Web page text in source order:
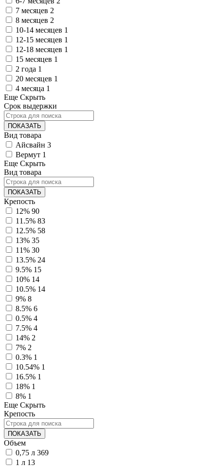
7 месяцев 2
8 месяцев 2
10-14 месяцев 1
12-15 месяцев 1
12-18 месяцев 1
15 месяцев 1
2 года 1
20 месяцев 1
4 месяца 1
Еще Скрыть
Срок выдержки
ПОКАЗАТЬ
Вид товара
Айсвайн 3
Вермут 1
Еще Скрыть
Вид товара
ПОКАЗАТЬ
Крепость
12% 90
11.5% 83
12.5% 58
13% 35
11% 30
13.5% 24
9.5% 15
10% 14
10.5% 14
9% 8
8.5% 6
0.5% 4
7.5% 4
14% 2
7% 2
0.3% 1
10.54% 1
16.5% 1
18% 1
8% 1
Еще Скрыть
Крепость
ПОКАЗАТЬ
Объем
0,75 л 369
1 л 13